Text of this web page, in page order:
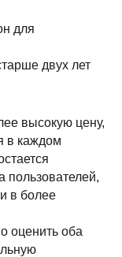
для
двух лет
высокую цену,
в каждом
в более
оценить оба